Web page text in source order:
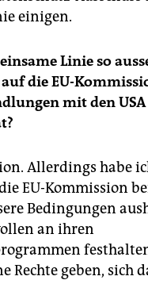
einigen.
Linie so
die EU-
mit den USA
Allerdings habe
EU-Kommission
Bedingungen
an ihren
Rechte geben, sich